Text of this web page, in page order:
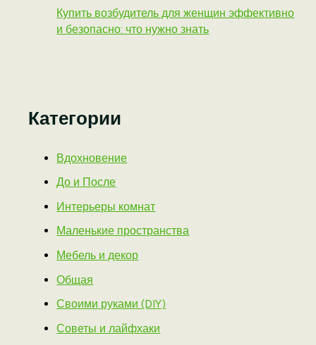
Купить возбудитель для женщин эффективно
и безопасно: что нужно знать
Категории
Вдохновение
До и После
Интерьеры комнат
Маленькие пространства
Мебель и декор
Общая
Своими руками (DIY)
Советы и лайфхаки